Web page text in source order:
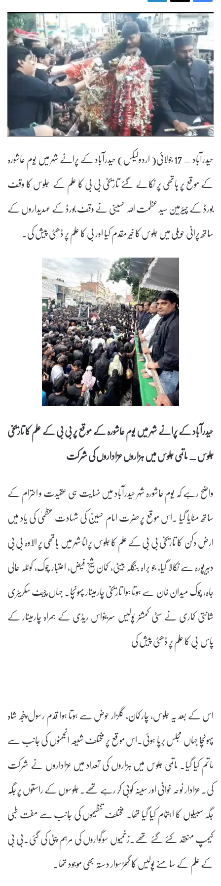
حیدرآباد _ 17 جولائی( اردولیکس) حیدرآباد کے پرانے شہر میں یوم عاشورہ
کے موقع پر ہاتھی پر نکالے گئے تاریخی بی بی کا علم کے جلوس کا وقف
بورڈ کے چیئرمین سید عظمت اللہ حسینی نے وقف بورڈ کے عہدیداروں کے
ساتھ پرانی حویلی میں جلوس کا خیر مقدم کیا اور بی کا علم پر ڈھٹی پیش کی۔
حیدرآباد کے پرانے شہر میں یوم عاشورہ کے موقع پر بی بی کے علم کا تاریخی
جلوس _ ماتمی جلوس میں ہزاروں عزاداروں کی شرکت
واضح رہے کہ یوم عاشورہ شہر حیدرآباد میں نہایت ہی عقیدت و احترام کے
ساتھ منایا گیا ۔اس موقع پرحضرت امام حسینؓ کی شہادت عظمیٰ کی یاد میں
ارض دکن کا تاریخی بی بی کے علم کا جلوس پرانا شہر میں ہاتھی پر الاوہ بی بی
دبیرپورہ سے نکالا گیا، جو براہ بنگلہ بینی، کمان شیخ فیض، اعتبار چوک، کوٹلہ عالی
جاہ، چوک میدان خان سے ہوتا ہوا تاریخی چارمینار پہونچا۔ جہاں چیف سکریٹری
شانتی کماری نے سٹی کمشنر پولیس سرینواس ریڈی کے ہمراہ چارمینار کے
پاس بی کا علم پر ڈھٹی پیش کی
اس کے بعد یہ جلوس، چارکمان، گلزار حوض سے ہوتا ہوا قدم رسول پنجہ شاہ
پہونچا جہاں مجلس برپا ہوئی۔اس موقع پر مختلف شیعہ انجمنوں کی جانب سے
ماتم کیا گیا۔ ماتمی جلوس میں ہزاروں کی تعداد میں عزاداروں نے شرکت
کی۔ عزادار نوحہ خوانی اور سینہ کوبی کر رہے تھے۔ جلوسوں کے راستوں پر جگہ
جگہ سبیلوں کا اہتمام کیا گیا تھا۔ مختلف تنظیموں کی جانب سے مفت طبی
کیمپ منعقد کئے گئے تھے۔زخمیوں سوگواروں کی مرہم پٹی کی گئی۔بی بی
کے علم کے سامنے پولیس کا گھڑسوار دستہ بھی موجود تھا۔